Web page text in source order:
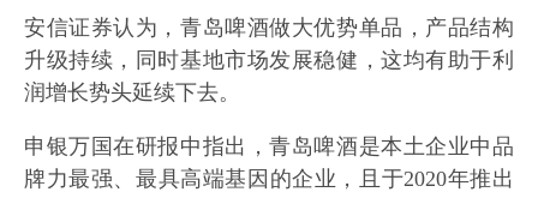
安信证券认为，青岛啤酒做大优势单品，产品结构
升级持续，同时基地市场发展稳健，这均有助于利
润增长势头延续下去。
申银万国在研报中指出，青岛啤酒是本土企业中品
牌力最强、最具高端基因的企业，且于2020年推出